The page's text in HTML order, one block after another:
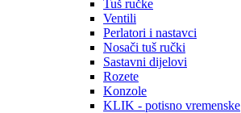
Tuš ručke
Ventili
Perlatori i nastavci
Nosači tuš ručki
Sastavni dijelovi
Rozete
Konzole
KLIK - potisno vremenske